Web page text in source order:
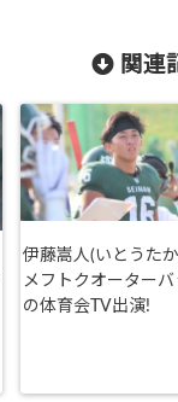
関連
伊藤嵩人(いとうた
メフトクオーター
の体育会TV出演!